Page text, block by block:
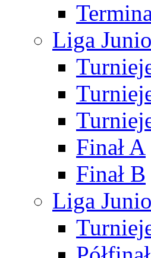
Liga
Finał A
Finał B
Liga